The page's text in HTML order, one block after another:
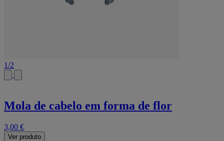
1/2
Mola de cabelo em forma de flor
3,00 €
Ver produto